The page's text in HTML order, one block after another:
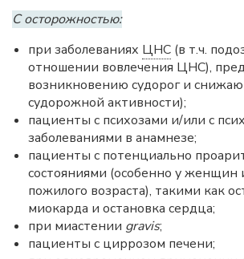
С осторожностью:
при заболеваниях ЦНС (в т.ч.
отношении вовлечения ЦНС),
возникновению судорог и
судорожной активности);
пациенты с психозами и/или с
заболеваниями в анамнезе;
пациенты с потенциально
состояниями (особенно у женщин
пожилого возраста), такими как
миокарда и остановка сердца;
при миастении gravis;
пациенты с циррозом печени;